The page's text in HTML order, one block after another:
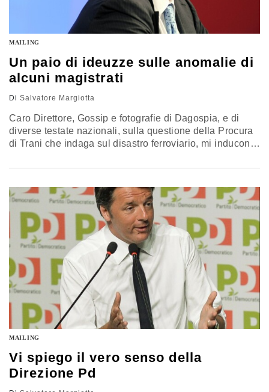
MAILING
Un paio di ideuzze sulle anomalie di
alcuni magistrati
Di Salvatore Margiotta
Caro Direttore, Gossip e fotografie di Dagospia, e di
diverse testate nazionali, sulla questione della Procura
di Trani che indaga sul disastro ferroviario, mi inducono
scriverò di mie vicende personali,…
MAILING
Vi spiego il vero senso della
Direzione Pd